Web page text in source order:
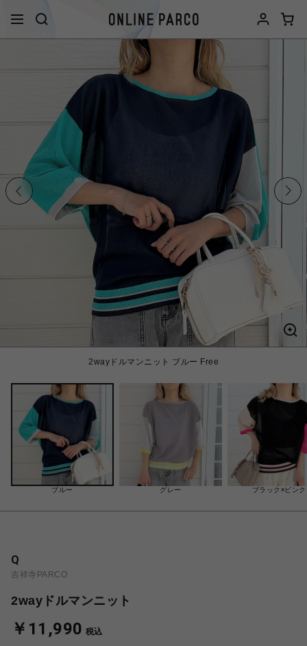
2wayドルマンニット ブルー Free
ブルー グレー ブラック×ピンク
Q
吉祥寺PARCO
2wayドルマンニット
￥11,990 税込